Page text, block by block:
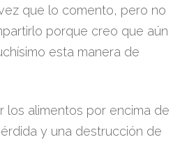
que lo comento, pero no
porque creo que aún
esta manera de
los alimentos por encima de
y una destrucción de